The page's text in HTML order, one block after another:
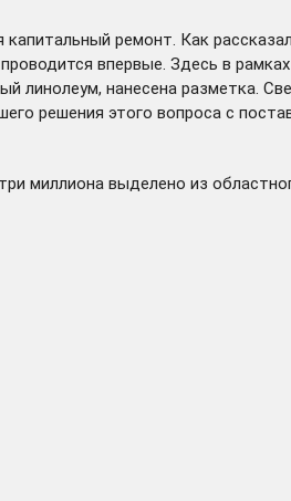
ремонт. Как
впервые. Здесь в
линолеум, нанесена разметка.
решения этого вопроса с
миллиона выделено из